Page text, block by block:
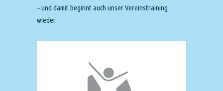
– und damit beginnt auch unser Vereinstraining
wieder.